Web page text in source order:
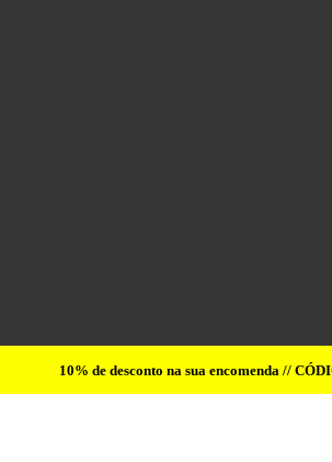
10% de desconto na sua encomenda //